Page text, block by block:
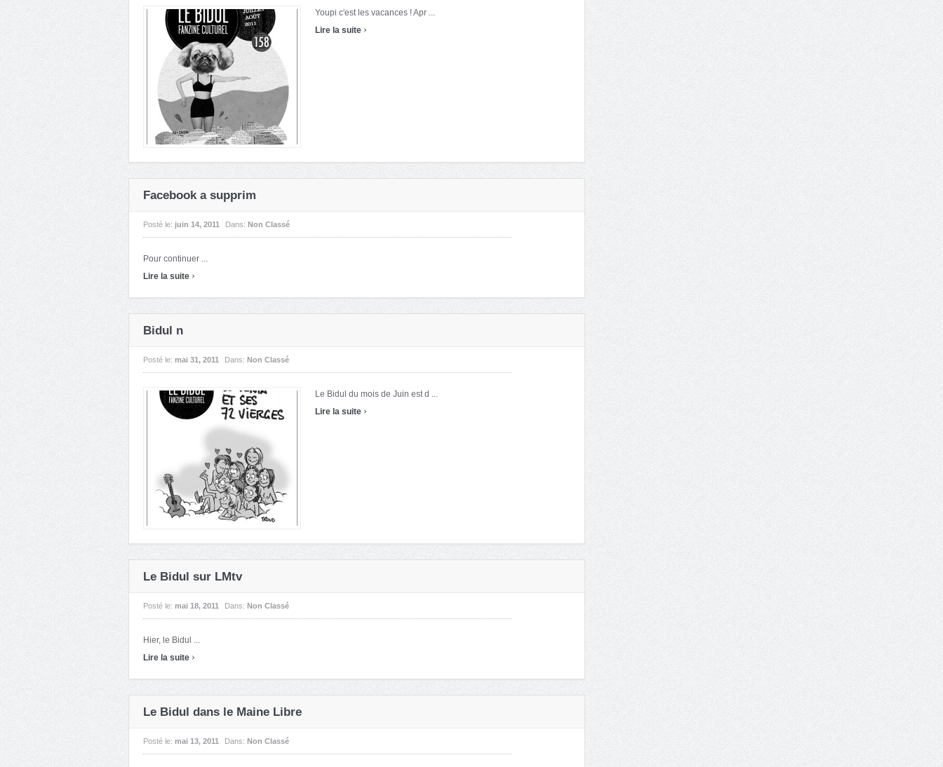
Youpi c'est les vacances ! Apr ...
Lire la suite ›
Facebook a supprim
Posté le: juin 14, 2011 Dans: Non Classé
Pour continuer ...
Lire la suite ›
Bidul n
Posté le: mai 31, 2011 Dans: Non Classé
Le Bidul du mois de Juin est d ...
Lire la suite ›
Le Bidul sur LMtv
Posté le: mai 18, 2011 Dans: Non Classé
Hier, le Bidul ...
Lire la suite ›
Le Bidul dans le Maine Libre
Posté le: mai 13, 2011 Dans: Non Classé